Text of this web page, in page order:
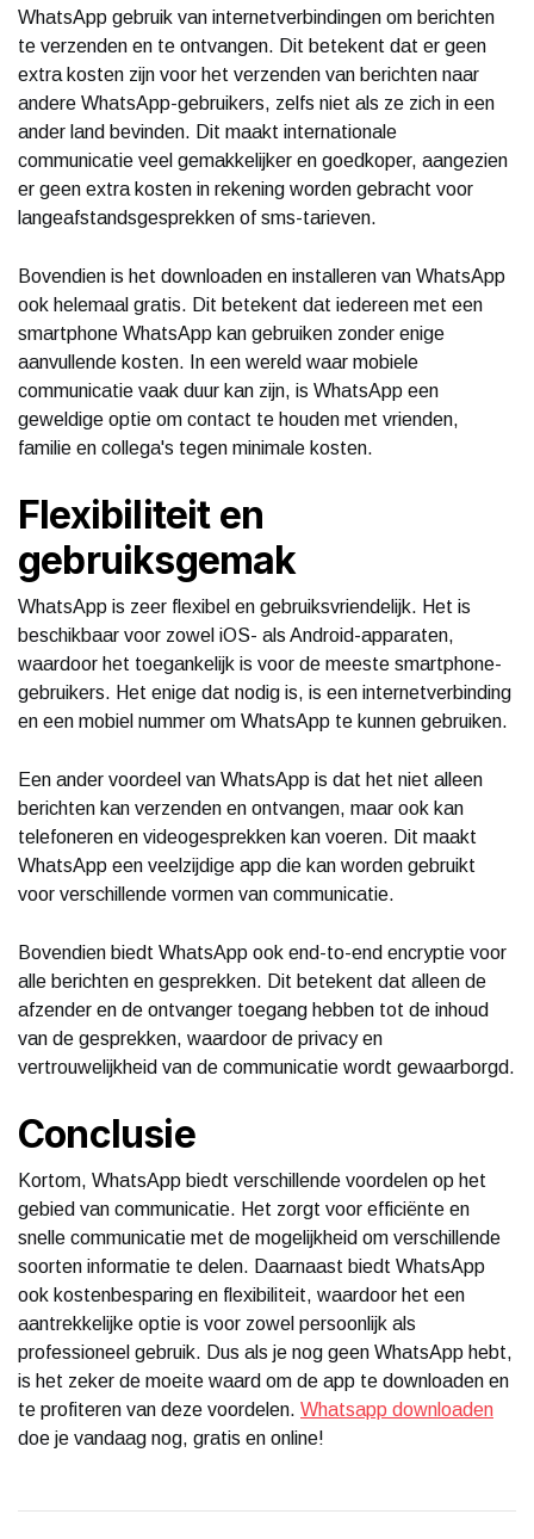
WhatsApp gebruik van internetverbindingen om berichten
te verzenden en te ontvangen. Dit betekent dat er geen
extra kosten zijn voor het verzenden van berichten naar
andere WhatsApp-gebruikers, zelfs niet als ze zich in een
ander land bevinden. Dit maakt internationale
communicatie veel gemakkelijker en goedkoper, aangezien
er geen extra kosten in rekening worden gebracht voor
langeafstandsgesprekken of sms-tarieven.
Bovendien is het downloaden en installeren van WhatsApp
ook helemaal gratis. Dit betekent dat iedereen met een
smartphone WhatsApp kan gebruiken zonder enige
aanvullende kosten. In een wereld waar mobiele
communicatie vaak duur kan zijn, is WhatsApp een
geweldige optie om contact te houden met vrienden,
familie en collega's tegen minimale kosten.
Flexibiliteit en
gebruiksgemak
WhatsApp is zeer flexibel en gebruiksvriendelijk. Het is
beschikbaar voor zowel iOS- als Android-apparaten,
waardoor het toegankelijk is voor de meeste smartphone-
gebruikers. Het enige dat nodig is, is een internetverbinding
en een mobiel nummer om WhatsApp te kunnen gebruiken.
Een ander voordeel van WhatsApp is dat het niet alleen
berichten kan verzenden en ontvangen, maar ook kan
telefoneren en videogesprekken kan voeren. Dit maakt
WhatsApp een veelzijdige app die kan worden gebruikt
voor verschillende vormen van communicatie.
Bovendien biedt WhatsApp ook end-to-end encryptie voor
alle berichten en gesprekken. Dit betekent dat alleen de
afzender en de ontvanger toegang hebben tot de inhoud
van de gesprekken, waardoor de privacy en
vertrouwelijkheid van de communicatie wordt gewaarborgd.
Conclusie
Kortom, WhatsApp biedt verschillende voordelen op het
gebied van communicatie. Het zorgt voor efficiënte en
snelle communicatie met de mogelijkheid om verschillende
soorten informatie te delen. Daarnaast biedt WhatsApp
ook kostenbesparing en flexibiliteit, waardoor het een
aantrekkelijke optie is voor zowel persoonlijk als
professioneel gebruik. Dus als je nog geen WhatsApp hebt,
is het zeker de moeite waard om de app te downloaden en
te profiteren van deze voordelen. Whatsapp downloaden
doe je vandaag nog, gratis en online!